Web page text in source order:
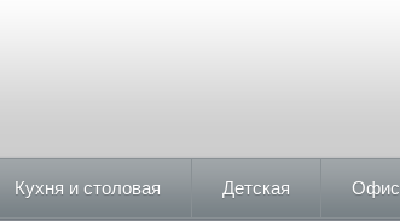
Кухня и столовая Детская Офис